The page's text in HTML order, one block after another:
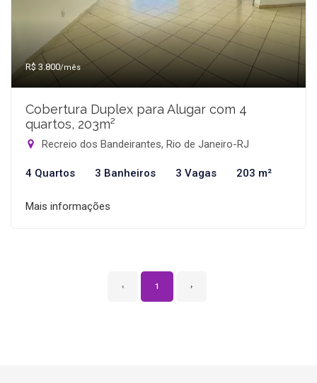
R$ 3.800/mês
Cobertura Duplex para Alugar com 4
quartos, 203m²
Recreio dos Bandeirantes, Rio de Janeiro-RJ
4 Quartos 3 Banheiros 3 Vagas 203 m²
Mais informações
‹ 1 ›